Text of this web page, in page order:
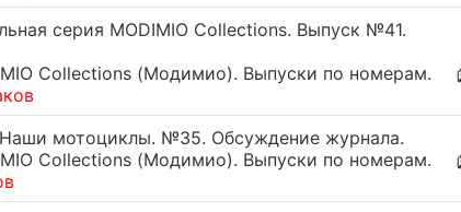
серия MODIMIO Collections. Выпуск №41.
Collections (Модимио). Выпуски по номерам.
Наши мотоциклы. №35. Обсуждение журнала.
Collections (Модимио). Выпуски по номерам.